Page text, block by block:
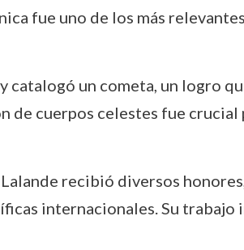
fue uno de los más
catalogó un cometa, un logro
cuerpos celestes fue crucial
Lalande recibió diversos
internacionales. Su trabajo